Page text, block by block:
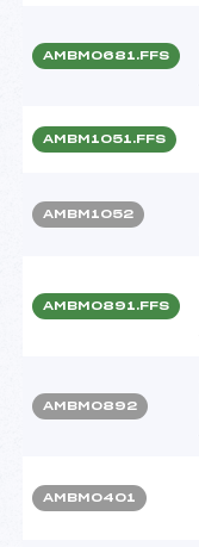
AMBM0681.FFS
AMBM1051.FFS
AMBM1052
AMBM0891.FFS
AMBM0892
AMBM0401